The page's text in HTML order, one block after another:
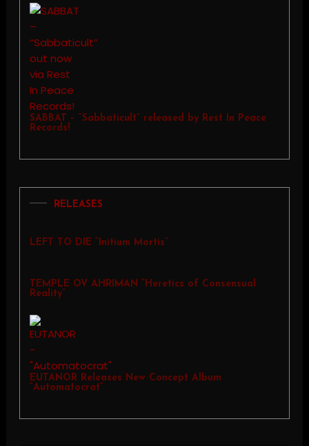
SABBAT – “Sabbaticult” released by Rest In Peace
Records!
RELEASES
LEFT TO DIE “Initium Mortis”
TEMPLE OV AHRIMAN “Heretics of Consensual
Reality”
EUTANOR Releases New Concept Album
“Automatocrat”